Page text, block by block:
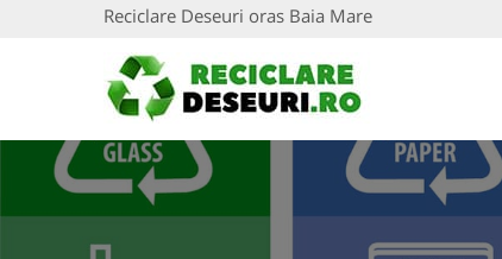
Reciclare Deseuri oras Baia Mare